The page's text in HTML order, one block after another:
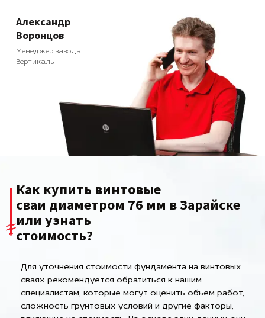
Александр
Воронцов
Менеджер завода
Вертикаль
Как купить винтовые
сваи диаметром 76 мм в Зарайске
или узнать
стоимость?
Для уточнения стоимости фундамента на винтовых
сваях рекомендуется обратиться к нашим
специалистам, которые могут оценить объем работ,
сложность грунтовых условий и другие факторы,